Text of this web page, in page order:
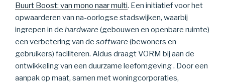
Buurt Boost: van mono naar multi. Een initiatief voor het
opwaarderen van na-oorlogse stadswijken, waarbij
ingrepen in de hardware(gebouwen en openbare ruimte)
een verbetering van de software(bewoners en
gebruikers) faciliteren. Aldus draagt VORM bij aan de
ontwikkeling van een duurzame leefomgeving . Door een
aanpak op maat, samen met woningcorporaties,